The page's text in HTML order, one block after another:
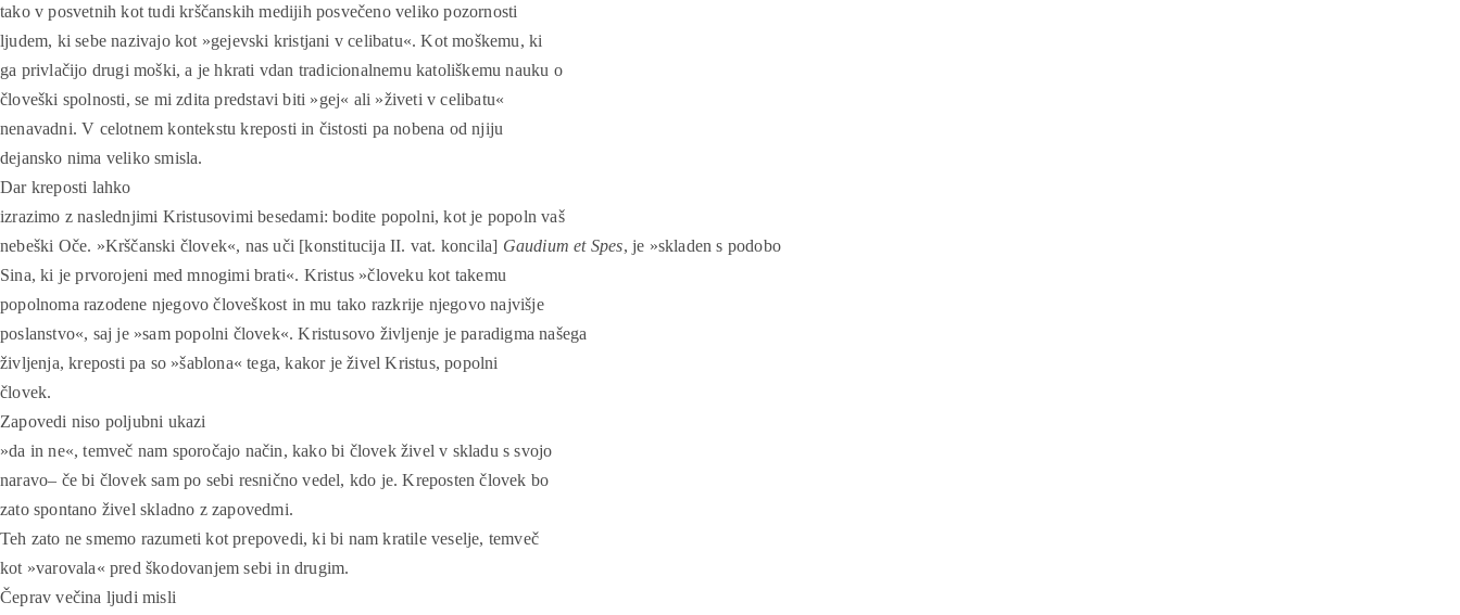
tako v posvetnih kot tudi krščanskih medijih posvečeno veliko pozornosti
ljudem, ki sebe nazivajo kot »gejevski kristjani v celibatu«. Kot moškemu, ki
ga privlačijo drugi moški, a je hkrati vdan tradicionalnemu katoliškemu nauku o
človeški spolnosti, se mi zdita predstavi biti »gej« ali »živeti v celibatu«
nenavadni. V celotnem kontekstu kreposti in čistosti pa nobena od njiju
dejansko nima veliko smisla.
Dar kreposti lahko
izrazimo z naslednjimi Kristusovimi besedami: bodite popolni, kot je popoln vaš
nebeški Oče. »Krščanski človek«, nas uči [konstitucija II. vat. koncila] Gaudium et Spes, je »skladen s podobo
Sina, ki je prvorojeni med mnogimi brati«. Kristus »človeku kot takemu
popolnoma razodene njegovo človeškost in mu tako razkrije njegovo najvišje
poslanstvo«, saj je »sam popolni človek«. Kristusovo življenje je paradigma našega
življenja, kreposti pa so »šablona« tega, kakor je živel Kristus, popolni
človek.
Zapovedi niso poljubni ukazi
»da in ne«, temveč nam sporočajo način, kako bi človek živel v skladu s svojo
naravo– če bi človek sam po sebi resnično vedel, kdo je. Kreposten človek bo
zato spontano živel skladno z zapovedmi.
Teh zato ne smemo razumeti kot prepovedi, ki bi nam kratile veselje, temveč
kot »varovala« pred škodovanjem sebi in drugim.
Čeprav večina ljudi misli